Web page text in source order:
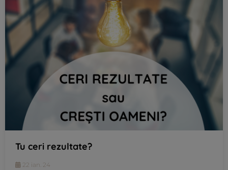
Tu ceri rezultate?
22 ian. 24